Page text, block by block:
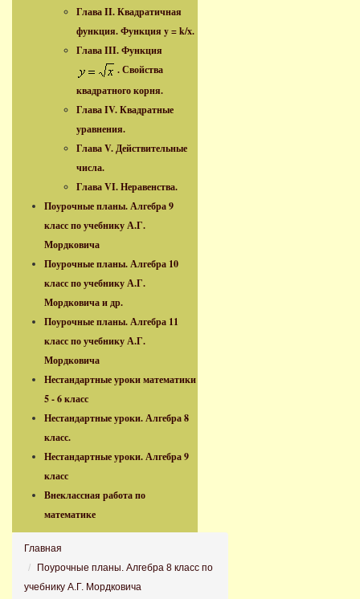
Глава II. Квадратичная
функция. Функция y = k/x.
Глава III. Функция
. Свойства
квадратного корня.
Глава IV. Квадратные
уравнения.
Глава V. Действительные
числа.
Глава VI. Неравенства.
Поурочные планы. Алгебра 9
класс по учебнику А.Г.
Мордковича
Поурочные планы. Алгебра 10
класс по учебнику А.Г.
Мордковича и др.
Поурочные планы. Алгебра 11
класс по учебнику А.Г.
Мордковича
Нестандартные уроки математики
5 - 6 класс
Нестандартные уроки. Алгебра 8
класс.
Нестандартные уроки. Алгебра 9
класс
Внеклассная работа по
математике
Главная
Поурочные планы. Алгебра 8 класс по
учебнику А.Г. Мордковича